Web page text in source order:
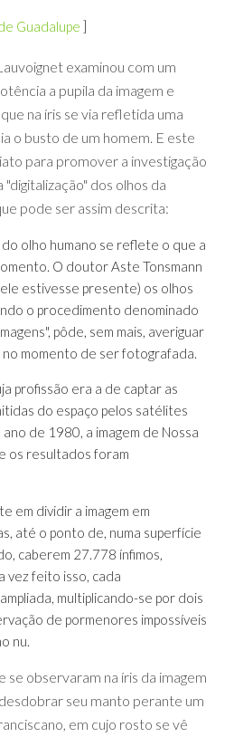
Guadalupe ]
examinou com um
a pupila da imagem e
na íris se via refletida uma
o busto de um homem. E este
para promover a investigação
"digitalização" dos olhos da
pode ser assim descrita:
olho humano se reflete o que a
O doutor Aste Tonsmann
estivesse presente) os olhos
o procedimento denominado
pôde, sem mais, averiguar
momento de ser fotografada.
profissão era a de captar as
do espaço pelos satélites
de 1980, a imagem de Nossa
os resultados foram
em dividir a imagem em
até o ponto de, numa superfície
caberem 27.778 ínfimos,
vez feito isso, cada
multiplicando-se por dois
de pormenores impossíveis
nu.
se observaram na íris da imagem
seu manto perante um
em cujo rosto se vê